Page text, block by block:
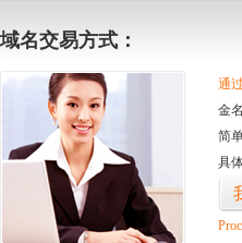
域名交易方式：
通
金
简
具